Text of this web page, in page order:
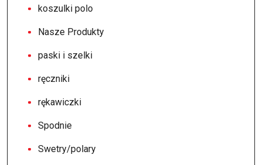
koszulki polo
Nasze Produkty
paski i szelki
ręczniki
rękawiczki
Spodnie
Swetry/polary